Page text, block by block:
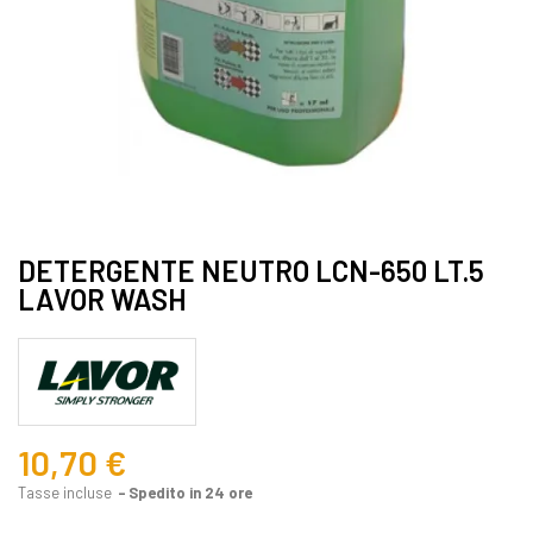
DETERGENTE NEUTRO LCN-650 LT.5
LAVOR WASH
10,70 €
Tasse incluse Spedito in 24 ore